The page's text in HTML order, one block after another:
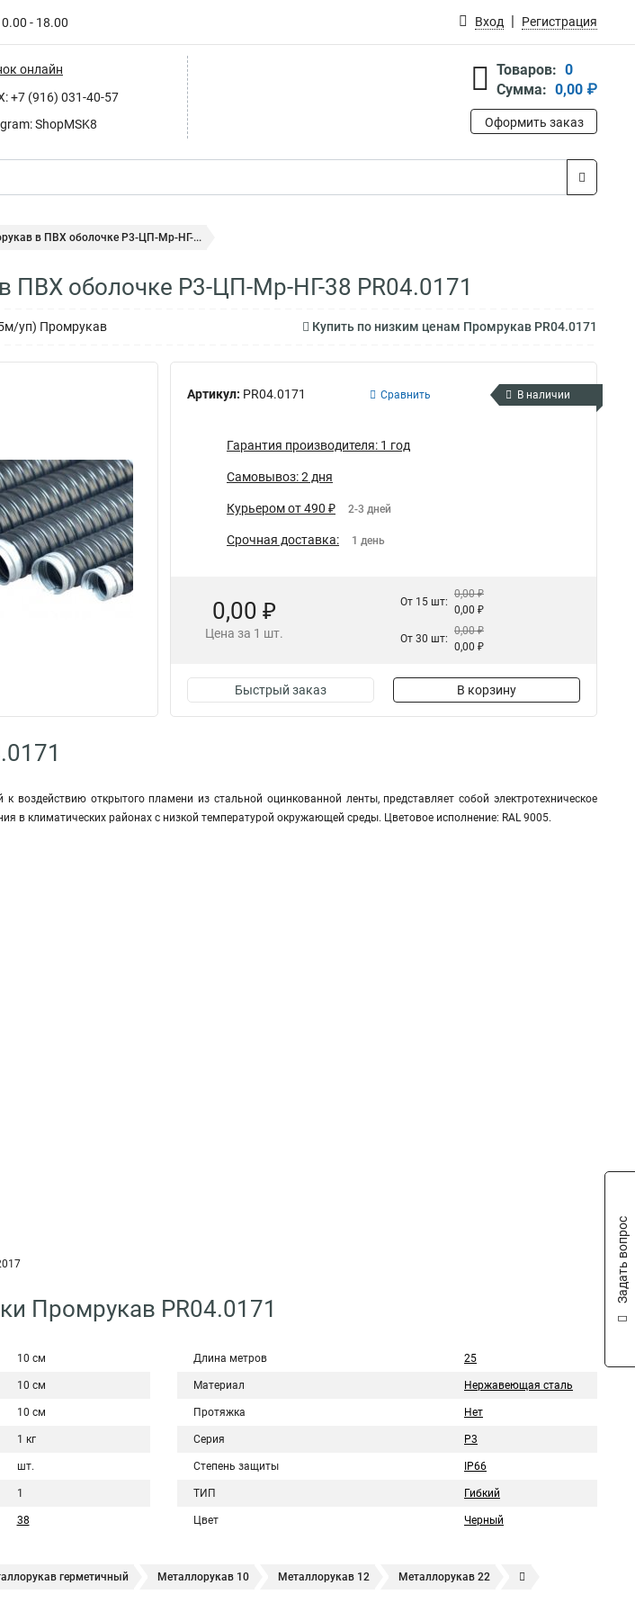
- 18.00 Вход Регистрация
онлайн
+7 (916) 031-40-57
ShopMSK8
Товаров: 0
Сумма: 0,00 ₽
Оформить заказ
в ПВХ оболочке Р3-ЦП-Мр-НГ-...
ПВХ оболочке Р3-ЦП-Мр-НГ-38 PR04.0171
уп) Промрукав Купить по низким ценам Промрукав PR04.0171
Артикул: PR04.0171 Сравнить В наличии
Гарантия производителя: 1 год
Самовывоз: 2 дня
Курьером от 490 ₽ 2-3 дней
Срочная доставка: 1 день
0,00 ₽
Цена за 1 шт.
От 15 шт:
0,00 ₽
0,00 ₽
От 30 шт:
0,00 ₽
0,00 ₽
Быстрый заказ В корзину
открытого пламени из стальной оцинкованной ленты, представляет собой электротехническое
в климатических районах с низкой температурой окружающей среды. Цветовое исполнение: RAL 9005.
Промрукав PR04.0171
10 см
10 см
10 см
1 кг
шт.
1
38
Длина метров 25
Материал Нержавеющая сталь
Протяжка Нет
Серия Р3
Степень защиты IP66
ТИП Гибкий
Цвет Черный
герметичный Металлорукав 10 Металлорукав 12 Металлорукав 22
Задать вопрос